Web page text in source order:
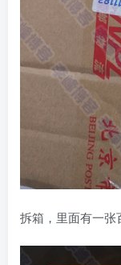
拆箱，里面有一张